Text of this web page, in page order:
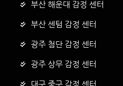
부산 해운대 감정 센터
부산 센텀 감정 센터
광주 첨단 감정 센터
광주 상무 감정 센터
대구 중구 감정 센터